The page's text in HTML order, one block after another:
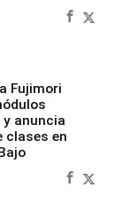
Fujimori
anuncia
clases en